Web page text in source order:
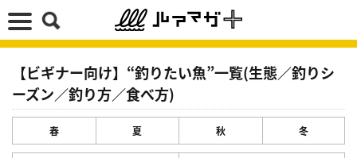
【ビギナー向け】“釣りたい魚”一覧(生態／釣りシ
ーズン／釣り方／食べ方)
春 夏 秋 冬